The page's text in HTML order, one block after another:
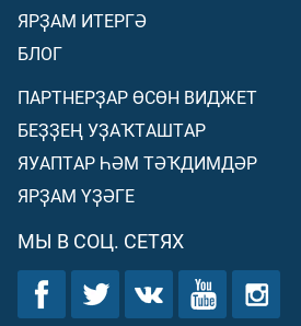
ЯРҘАМ ИТЕРГӘ
БЛОГ
ПАРТНЕРҘАР ӨСӨН ВИДЖЕТ
БЕҘҘЕҢ УҘАҠТАШТАР
ЯУАПТАР ҺӘМ ТӘҠДИМДӘР
ЯРҘАМ ҮҘӘГЕ
МЫ В СОЦ. СЕТЯХ